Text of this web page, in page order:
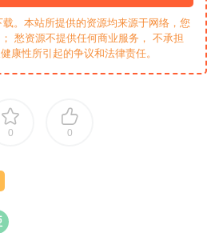
。本站所提供的资源均来源于网络，您
愁资源不提供任何商业服务， 不承担
康性所引起的争议和法律责任。
0 0